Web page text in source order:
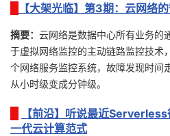
客
论
坛
的
圈
子
我
的
直
播
我
的
活
我
的
【大架光临】第3期：云网络
摘要： 云网络是数据中心所有业务的
于虚拟网络监控的主动链路监控技术
个网络服务监控系统，故障发现时间
从小时级变成分钟级。
【前沿】听说最近
一代云计算范式